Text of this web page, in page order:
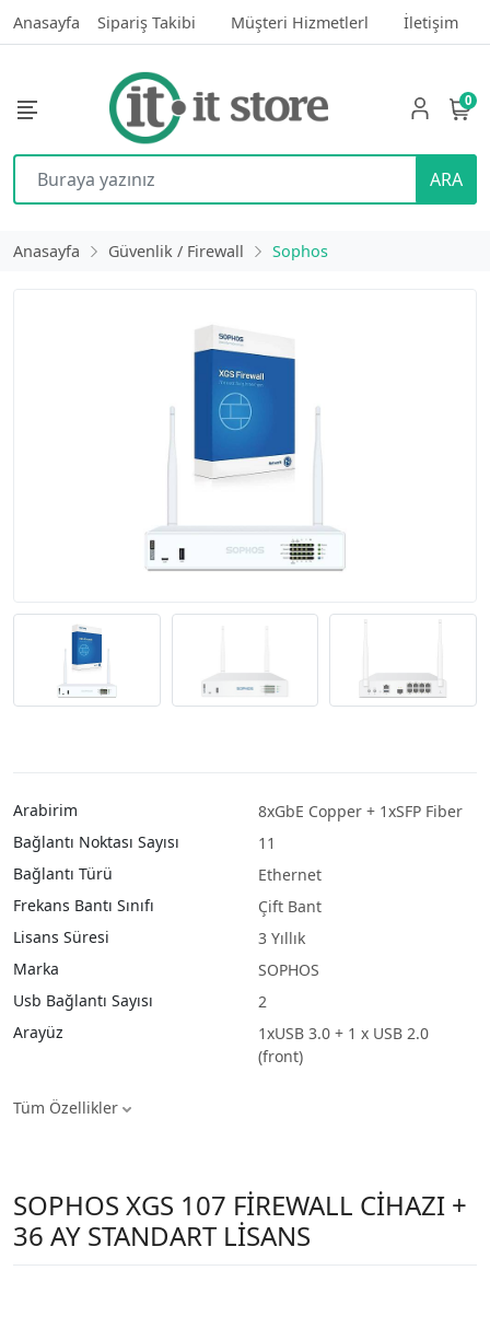
Anasayfa Sipariş Takibi Müşteri Hizmetlerl İletişim
ARA
0
Anasayfa Güvenlik / Firewall Sophos
Arabirim
8xGbE Copper + 1xSFP Fiber
Bağlantı Noktası Sayısı
11
Bağlantı Türü
Ethernet
Frekans Bantı Sınıfı
Çift Bant
Lisans Süresi
3 Yıllık
Marka
SOPHOS
Usb Bağlantı Sayısı
2
Arayüz
1xUSB 3.0 + 1 x USB 2.0
(front)
Tüm Özellikler
SOPHOS XGS 107 FİREWALL CİHAZI +
36 AY STANDART LİSANS